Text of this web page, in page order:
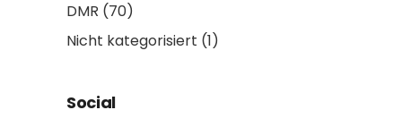
DMR (70)
Nicht kategorisiert (1)
Social